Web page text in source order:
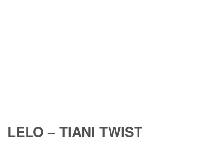
LELO – TIANI TWIST